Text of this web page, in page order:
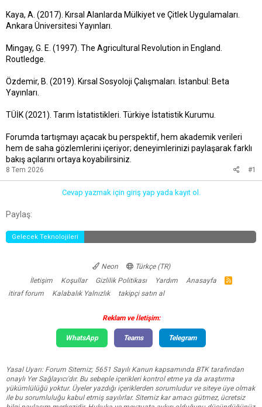
Kaya, A. (2017). Kırsal Alanlarda Mülkiyet ve Çitlek Uygulamaları.
Ankara Üniversitesi Yayınları.
Mingay, G. E. (1997). The Agricultural Revolution in England.
Routledge.
Özdemir, B. (2019). Kırsal Sosyoloji Çalışmaları. İstanbul: Beta
Yayınları.
TÜİK (2021). Tarım İstatistikleri. Türkiye İstatistik Kurumu.
Forumda tartışmayı açacak bu perspektif, hem akademik verileri
hem de saha gözlemlerini içeriyor; deneyimlerinizi paylaşarak farklı
bakış açılarını ortaya koyabilirsiniz.
8 Tem 2026 #1
Cevap yazmak için giriş yap yada kayıt ol.
Paylaş:
Gelecek Teknolojileri
Neon
Türkçe (TR)
İletişim
Koşullar Gizlilik Politikası Yardım Anasayfa
R
itiraf forum Kalabalık Yalnızlık takipçi satın al
Reklam ve İletişim:
WhatsApp Teams Telegram
Yasal Uyarı: Forum Sitemiz; 5651 Sayılı Kanun kapsamında BTK tarafından
onaylı Yer Sağlayıcı'dır. Bu sebeple içerikleri kontrol etme ya da araştırma
yükümlülüğü yoktur. Üyeler yazdığı içeriklerden sorumludur ve siteye üye olmak
ile bu sorumluluğu kabul etmiş sayılırlar. Sitemiz kar amacı gütmez, ücretsiz